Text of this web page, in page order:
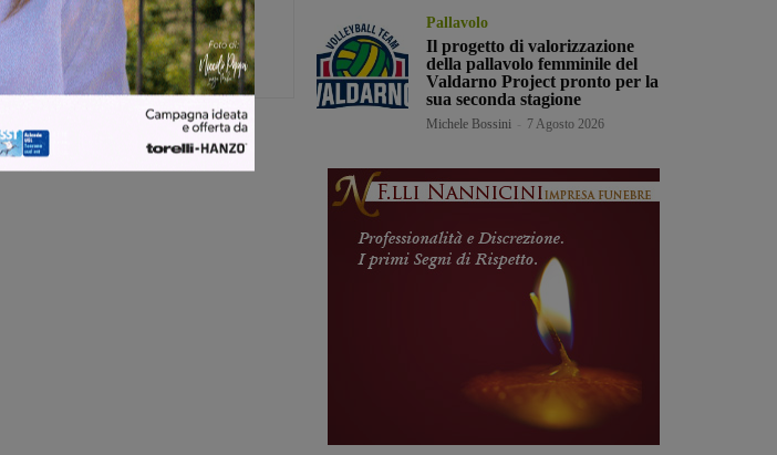
Pallavolo
Il progetto di valorizzazione
della pallavolo femminile del
Valdarno Project pronto per la
sua seconda stagione
Michele Bossini 7 Agosto 2026